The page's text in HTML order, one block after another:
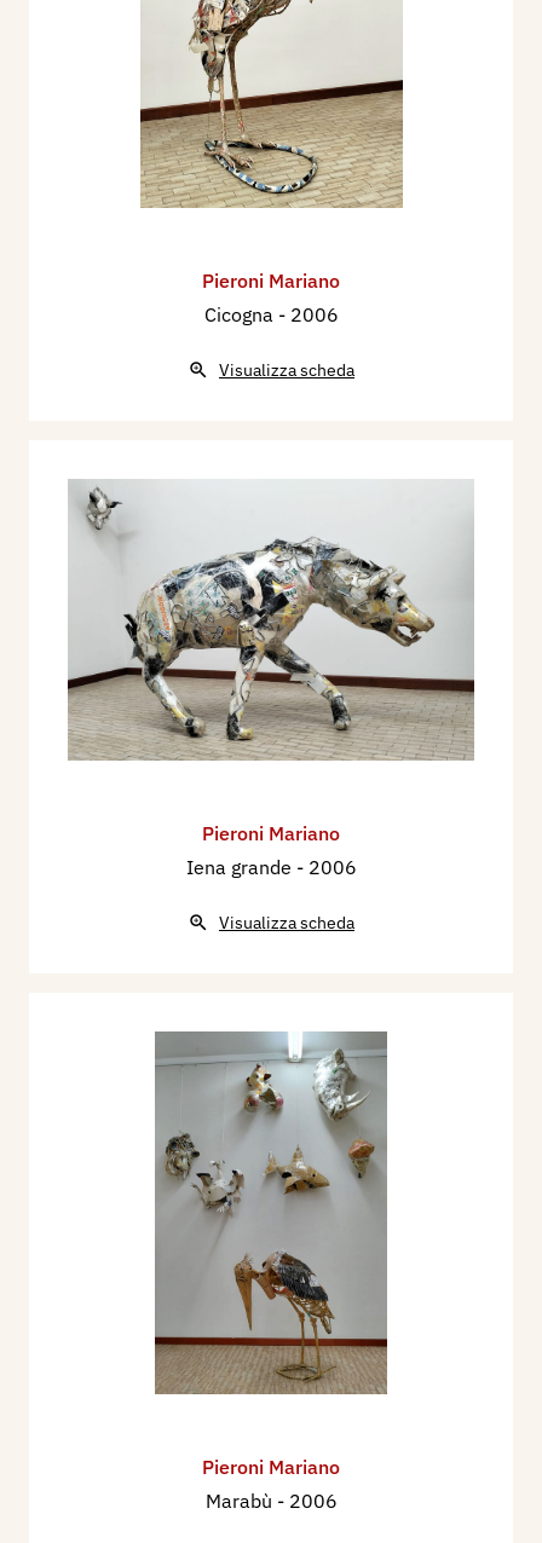
Pieroni Mariano
Cicogna - 2006
Visualizza scheda
Pieroni Mariano
Iena grande - 2006
Visualizza scheda
Pieroni Mariano
Marabù - 2006